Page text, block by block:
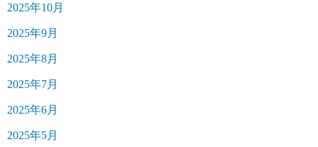
2025年10月
2025年9月
2025年8月
2025年7月
2025年6月
2025年5月